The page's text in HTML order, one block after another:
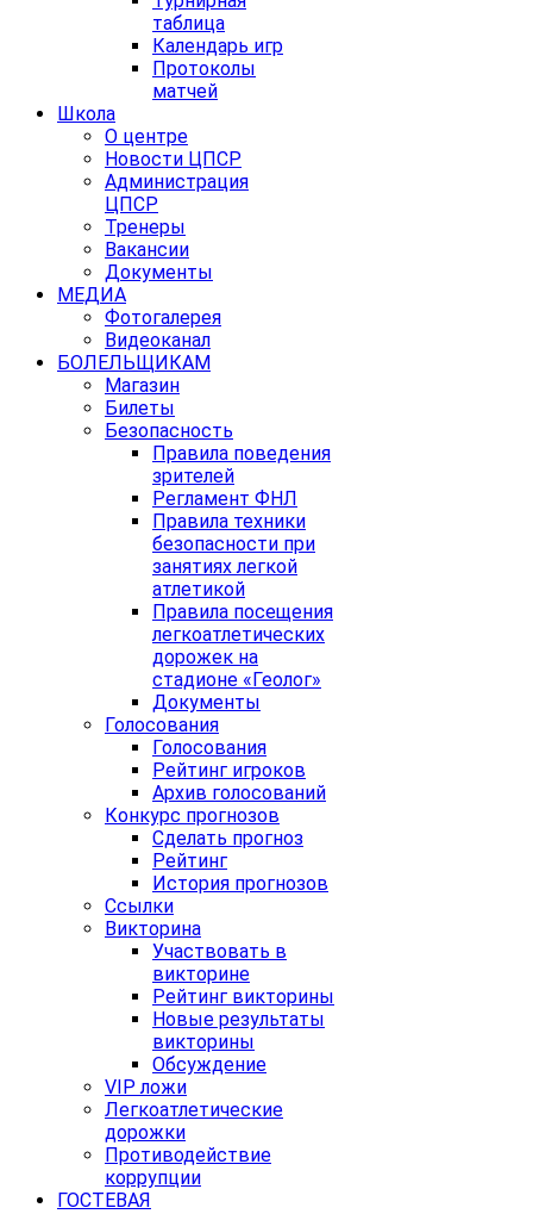
таблица
Календарь игр
Протоколы
матчей
Школа
О центре
Новости ЦПСР
Администрация
ЦПСР
Тренеры
Вакансии
Документы
МЕДИА
Фотогалерея
Видеоканал
БОЛЕЛЬЩИКАМ
Магазин
Билеты
Безопасность
Правила поведения
зрителей
Регламент ФНЛ
Правила техники
безопасности при
занятиях легкой
атлетикой
Правила посещения
легкоатлетических
дорожек на
стадионе «Геолог»
Документы
Голосования
Голосования
Рейтинг игроков
Архив голосований
Конкурс прогнозов
Сделать прогноз
Рейтинг
История прогнозов
Ссылки
Викторина
Участвовать в
викторине
Рейтинг викторины
Новые результаты
викторины
Обсуждение
VIP ложи
Легкоатлетические
дорожки
Противодействие
коррупции
ГОСТЕВАЯ